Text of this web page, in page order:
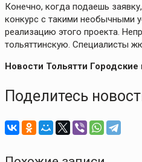
Конечно, когда подаешь
конкурс с такими необычными
реализацию этого проекта.
тольяттинскую. Специалисты
Новости Тольятти
Поделитесь